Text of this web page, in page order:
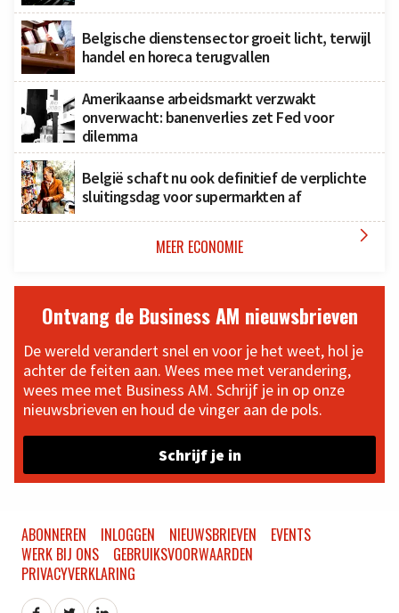
Belgische dienstensector groeit licht, terwijl
handel en horeca terugvallen
Amerikaanse arbeidsmarkt verzwakt
onverwacht: banenverlies zet Fed voor
dilemma
België schaft nu ook definitief de verplichte
sluitingsdag voor supermarkten af
MEER ECONOMIE 
Ontvang de Business AM nieuwsbrieven
De wereld verandert snel en voor je het weet, hol je
achter de feiten aan. Wees mee met verandering,
wees mee met Business AM. Schrijf je in op onze
nieuwsbrieven en houd de vinger aan de pols.
Schrijf je in
ABONNEREN INLOGGEN NIEUWSBRIEVEN
EVENTS
WERK BIJ ONS
GEBRUIKSVOORWAARDEN
PRIVACYVERKLARING